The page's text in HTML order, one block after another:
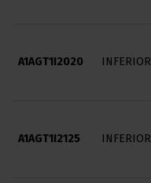
A1AGT1I2020 INFERIOR
A1AGT1I2125 INFERIOR